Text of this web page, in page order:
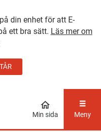
din enhet för att E-
ett bra sätt. Läs mer om
GÅ DIREKT TILL
Min sida Meny